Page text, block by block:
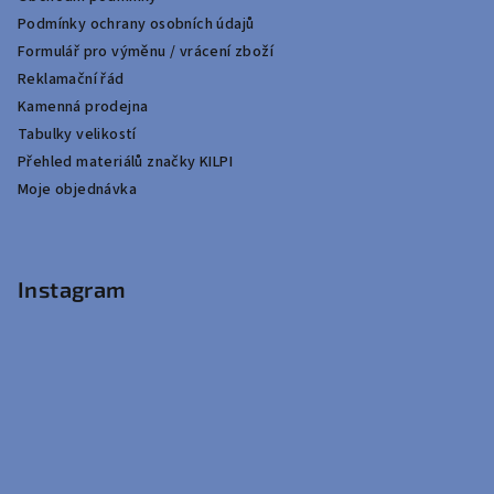
Podmínky ochrany osobních údajů
Formulář pro výměnu / vrácení zboží
Reklamační řád
Kamenná prodejna
Tabulky velikostí
Přehled materiálů značky KILPI
Moje objednávka
Instagram